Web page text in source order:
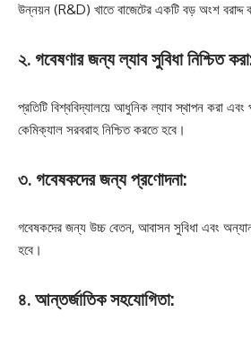
উন্নয়ন (R&D) খাতে বাজেটের একটি বড় অংশ বরাদ্দ
২. গবেষণার জন্য ল্যাব সুবিধা নিশ্চিত
প্রতিটি বিশ্ববিদ্যালয়ে আধুনিক ল্যাব স্থাপন করা এবং
কেমিক্যাল সরবরাহ নিশ্চিত করতে হবে।
৩. গবেষকদের জন্য প্রণোদনা:
গবেষকদের জন্য উচ্চ বেতন, আবাসন সুবিধা এবং
হবে।
৪. আন্তর্জাতিক সহযোগিতা: